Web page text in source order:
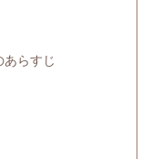
あらすじ